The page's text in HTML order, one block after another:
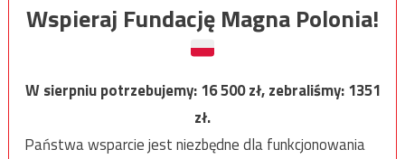
Wspieraj Fundację Magna Polonia!
W sierpniu potrzebujemy:16 500zł, zebraliśmy:1351
zł.
Państwa wsparcie jest niezbędne dla funkcjonowania